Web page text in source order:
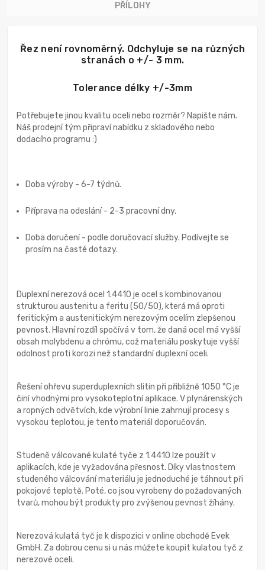
PŘÍLOHY
Řez není rovnoměrný. Odchyluje se na různých
stranách o +/- 3 mm.
Tolerance délky +/-3mm
Potřebujete jinou kvalitu oceli nebo rozměr? Napište nám.
Náš prodejní tým připraví nabídku z skladového nebo
dodacího programu :)
Doba výroby - 6-7 týdnů.
Příprava na odeslání - 2-3 pracovní dny.
Doba doručení - podle doručovací služby. Podívejte se
prosím na časté dotazy.
Duplexní nerezová ocel 1.4410 je ocel s kombinovanou
strukturou austenitu a feritu (50/50), která má oproti
feritickým a austenitickým nerezovým ocelím zlepšenou
pevnost. Hlavní rozdíl spočívá v tom, že daná ocel má vyšší
obsah molybdenu a chrómu, což materiálu poskytuje vyšší
odolnost proti korozi než standardní duplexní oceli.
Řešení ohřevu superduplexních slitin při přibližně 1050 °C je
činí vhodnými pro vysokoteplotní aplikace. V plynárenských
a ropných odvětvích, kde výrobní linie zahrnují procesy s
vysokou teplotou, je tento materiál doporučován.
Studeně válcované kulaté tyče z 1.4410 lze použít v
aplikacích, kde je vyžadována přesnost. Díky vlastnostem
studeného válcování materiálu je jednoduché je táhnout při
pokojové teplotě. Poté, co jsou vyrobeny do požadovaných
tvarů, mohou být produkty pro zvýšenou pevnost žíhány.
Nerezová kulatá tyč je k dispozici v online obchodě Evek
GmbH. Za dobrou cenu si u nás můžete koupit kulatou tyč z
nerezové oceli.